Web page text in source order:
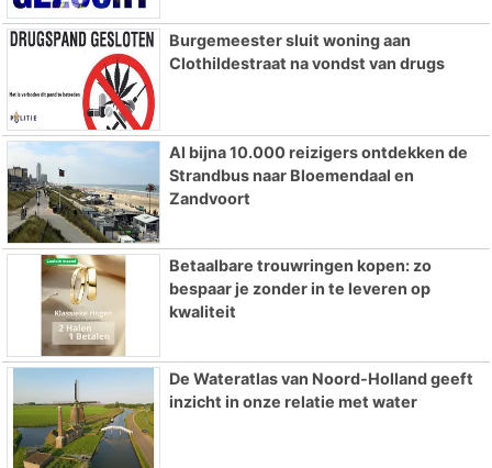
Burgemeester sluit woning aan
Clothildestraat na vondst van drugs
Al bijna 10.000 reizigers ontdekken de
Strandbus naar Bloemendaal en
Zandvoort
Betaalbare trouwringen kopen: zo
bespaar je zonder in te leveren op
kwaliteit
De Wateratlas van Noord-Holland geeft
inzicht in onze relatie met water